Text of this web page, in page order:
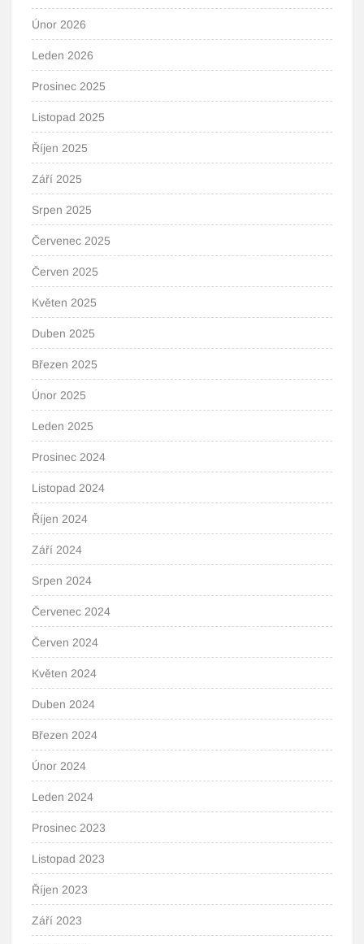
Únor 2026
Leden 2026
Prosinec 2025
Listopad 2025
Říjen 2025
Září 2025
Srpen 2025
Červenec 2025
Červen 2025
Květen 2025
Duben 2025
Březen 2025
Únor 2025
Leden 2025
Prosinec 2024
Listopad 2024
Říjen 2024
Září 2024
Srpen 2024
Červenec 2024
Červen 2024
Květen 2024
Duben 2024
Březen 2024
Únor 2024
Leden 2024
Prosinec 2023
Listopad 2023
Říjen 2023
Září 2023